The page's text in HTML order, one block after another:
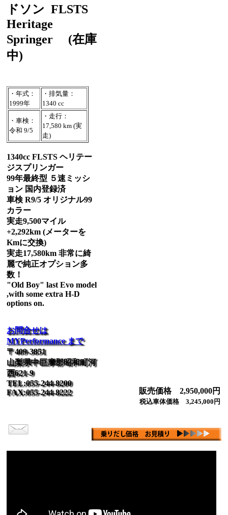
ドソン FLSTS
Heritage
Springer
(在庫
中)
・年式：
1999年
・排気量：
1340 cc
・車検：
令和 9/5
・走行：
17,580 km (実
走)
1340cc FLSTS ヘリテー
ジスプリンガー
99年最終型 ５速ミッシ
ョン 国内登録済
車検 R9/5 オリジナル99
カラー
実走9,500マイル
+2,292km (メーターを
Kmに交換)
実走17,580km 非常に綺
麗で純正オプション多
数！
"Old Boy" last Evo model
,with some extra H-D
options on.
お問合せは
MYPerformance まで
〒409-3851
山梨県中巨摩郡昭和町河
西621-9
TEL:055-244-8200
FAX:055-244-8222
販売価格 2,950,000円
税込車体価格 3,245,000円